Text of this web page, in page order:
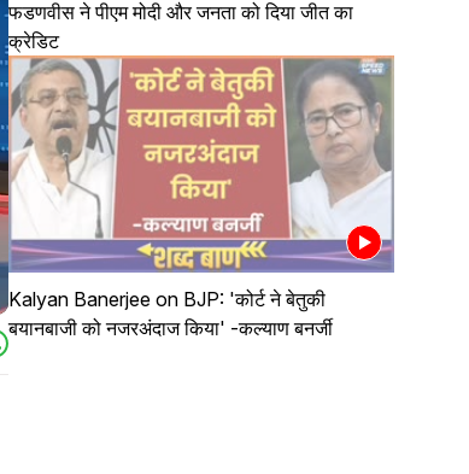
फडणवीस ने पीएम मोदी और जनता को दिया जीत का
क्रेडिट
Kalyan Banerjee on BJP: 'कोर्ट ने बेतुकी
बयानबाजी को नजरअंदाज किया' -कल्याण बनर्जी